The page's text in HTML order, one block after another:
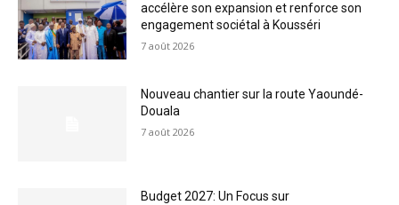
accélère son expansion et renforce son
engagement sociétal à Kousséri
7 août 2026
Nouveau chantier sur la route Yaoundé-
Douala
7 août 2026
Budget 2027: Un Focus sur